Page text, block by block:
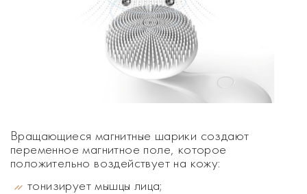
Вращающиеся магнитные шарики создают
переменное магнитное поле, которое
положительно воздействует на кожу:
тонизирует мышцы лица;